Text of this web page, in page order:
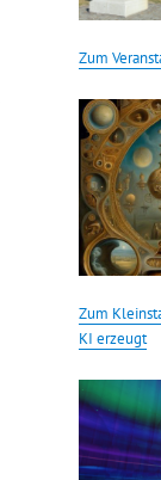
Zum
Zum
KI erzeugt